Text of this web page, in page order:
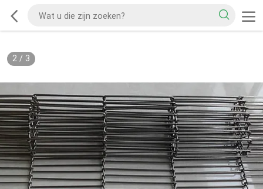
2/ 3